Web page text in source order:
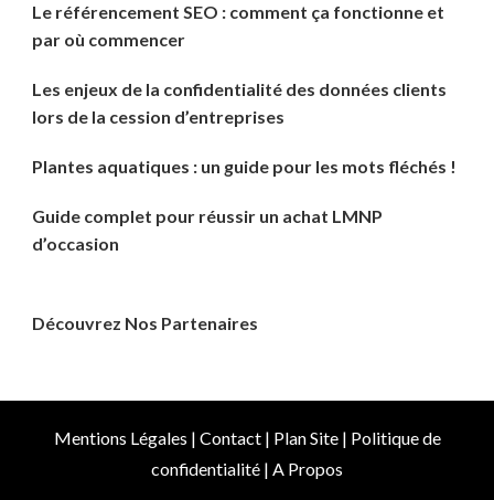
Le référencement SEO : comment ça fonctionne et
par où commencer
Les enjeux de la confidentialité des données clients
lors de la cession d’entreprises
Plantes aquatiques : un guide pour les mots fléchés !
Guide complet pour réussir un achat LMNP
d’occasion
Découvrez Nos Partenaires
Mentions Légales | Contact| Plan Site| Politique de
confidentialité | A Propos